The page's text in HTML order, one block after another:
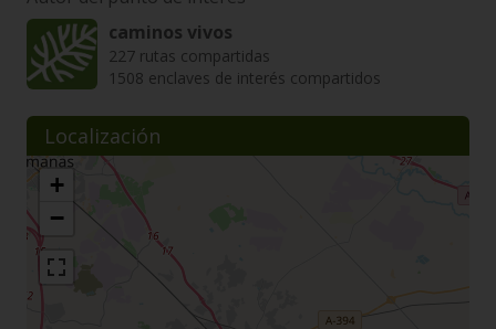
caminos vivos
227 rutas compartidas
1508 enclaves de interés compartidos
Localización
+
−